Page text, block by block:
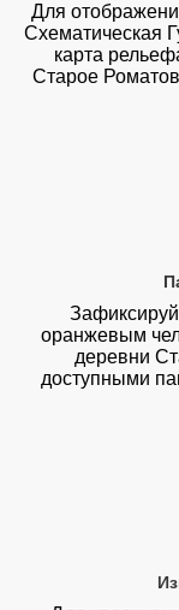
Для
Схематическая
карта
Старое
оранжевым
деревни
доступными